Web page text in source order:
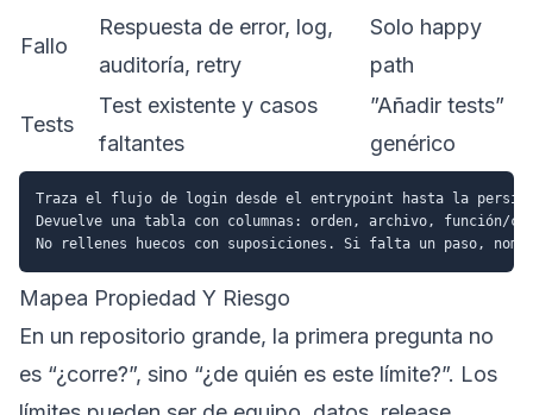
Fallo
Respuesta de error, log,
auditoría, retry
Solo happy
path
Tests
Test existente y casos
faltantes
”Añadir tests”
genérico
Traza el flujo de login desde el entrypoint hasta la
Devuelve una tabla con columnas: orden, archivo, función/
Mapea Propiedad Y Riesgo
En un repositorio grande, la primera pregunta no
es “¿corre?”, sino “¿de quién es este límite?”. Los